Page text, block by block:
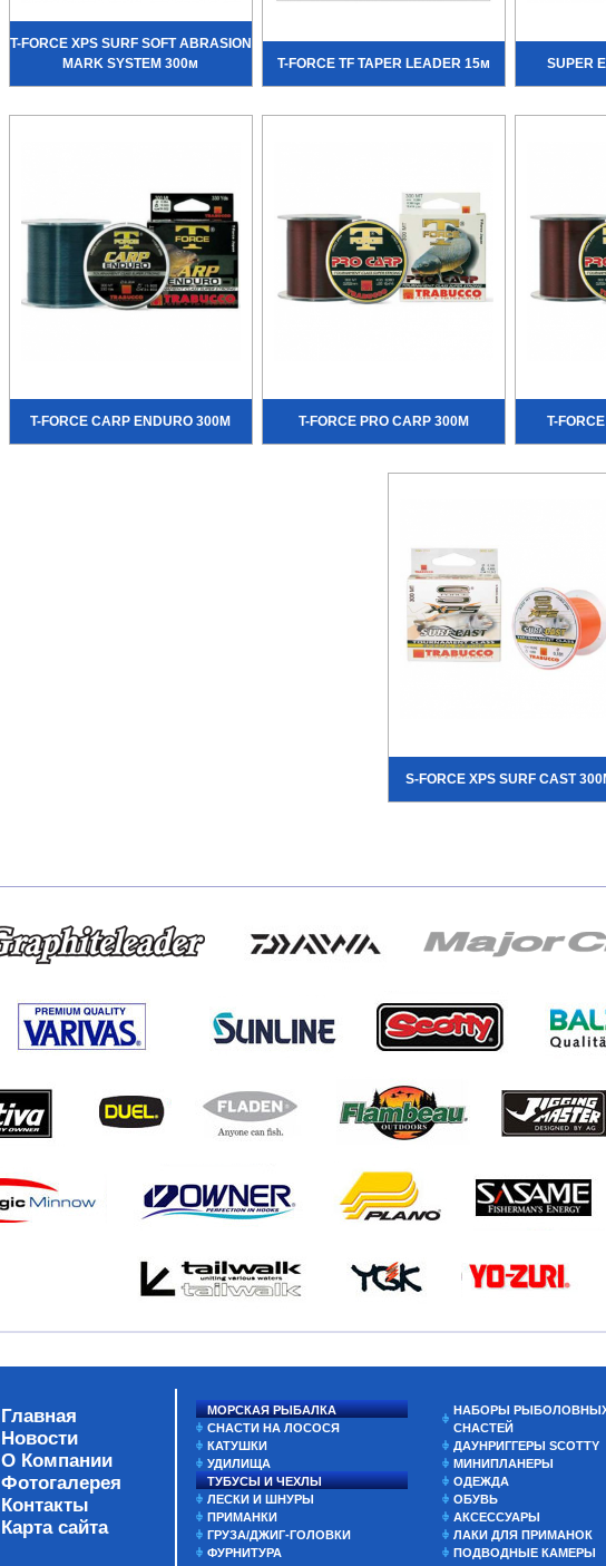
T-FORCE XPS SURF SOFT ABRASION
MARK SYSTEM 300м
T-FORCE TF TAPER LEADER 15м SUPER
T-FORCE CARP ENDURO 300М T-FORCE PRO CARP 300М T-
S-FORCE XPS SURF CAST
Главная
Новости
О Компании
Фотогалерея
Контакты
Карта сайта
МОРСКАЯ РЫБАЛКА
СНАСТИ НА ЛОСОСЯ
КАТУШКИ
УДИЛИЩА
ТУБУСЫ И ЧЕХЛЫ
ЛЕСКИ И ШНУРЫ
ПРИМАНКИ
ГРУЗА/ДЖИГ-ГОЛОВКИ
ФУРНИТУРА
НАБОРЫ
СНАСТЕЙ
ДАУНРИГГЕРЫ SCOTTY
МИНИПЛАНЕРЫ
ОДЕЖДА
ОБУВЬ
АКСЕССУАРЫ
ЛАКИ ДЛЯ ПРИМАНОК
ПОДВОДНЫЕ КАМЕРЫ